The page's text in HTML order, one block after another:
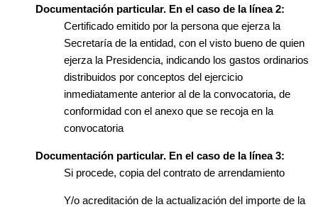
Documentación particular. En el caso de la línea 2:
Certificado emitido por la persona que ejerza la
Secretaría de la entidad, con el visto bueno de quien
ejerza la Presidencia, indicando los gastos ordinarios
distribuidos por conceptos del ejercicio
inmediatamente anterior al de la convocatoria, de
conformidad con el anexo que se recoja en la
convocatoria
Documentación particular. En el caso de la línea 3:
Si procede, copia del contrato de arrendamiento
Y/o acreditación de la actualización del importe de la